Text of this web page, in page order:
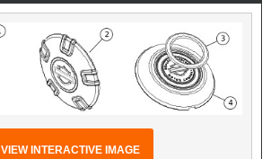
VIEW INTERACTIVE IMAGE